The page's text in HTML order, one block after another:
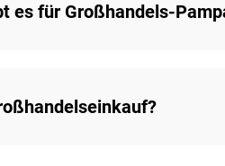
es für Großhandels-